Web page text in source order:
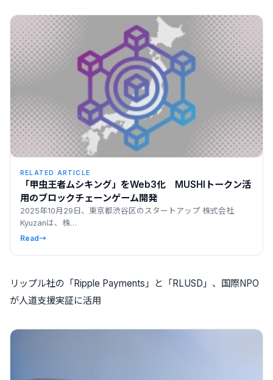
RELATED ARTICLE
「甲虫王者ムシキング」をWeb3化 MUSHIトークン活
用のブロックチェーンゲーム開発
2025年10月29日、東京都渋谷区のスタートアップ 株式会社
Kyuzanは、株…
Read→
リップル社の「Ripple Payments」と「RLUSD」、国際NPO
が人道支援実証に活用